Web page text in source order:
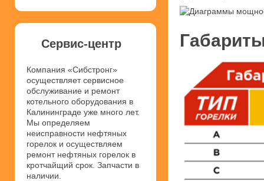
Сервис-центр
Компания «Сибстронг»
осуществляет сервисное
обслуживание и ремонт
котельного оборудования в
Калининграде уже много лет.
Мы определяем
неисправности нефтяных
горелок и осуществляем
ремонт нефтяных горелок в
кротчайщий срок. Запчасти в
наличии.